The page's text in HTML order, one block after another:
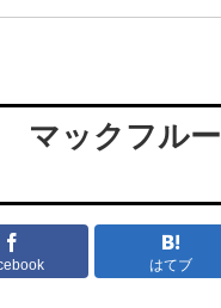
ックフル
はてブ